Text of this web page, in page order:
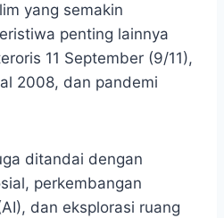
yang semakin
penting lainnya
11 September (9/11),
2008, dan pandemi
ditandai dengan
perkembangan
dan eksplorasi ruang